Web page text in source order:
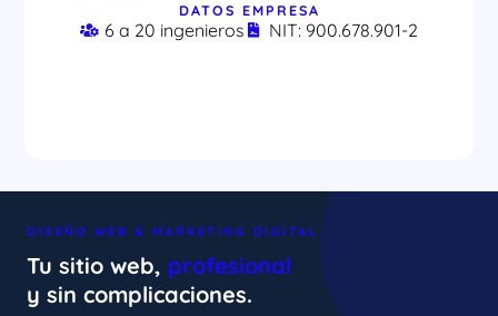
DATOS EMPRESA
6 a 20 ingenieros NIT: 900.678.901-2
DISEÑO WEB & MARKETING DIGITAL
Tu sitio web, profesional
y sin complicaciones.